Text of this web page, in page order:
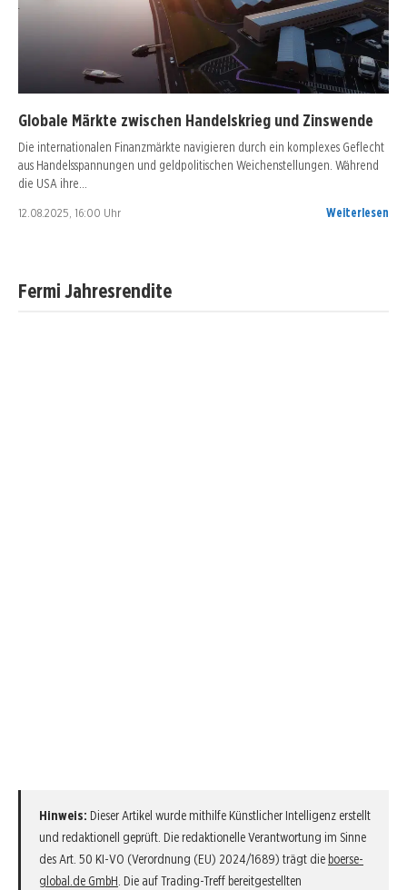
Globale Märkte zwischen Handelskrieg und Zinswende
Die internationalen Finanzmärkte navigieren durch ein komplexes Geflecht
aus Handelsspannungen und geldpolitischen Weichenstellungen. Während
die USA ihre…
12.08.2025, 16:00 Uhr Weiterlesen
Fermi Jahresrendite
Hinweis: Dieser Artikel wurde mithilfe Künstlicher Intelligenz erstellt
und redaktionell geprüft. Die redaktionelle Verantwortung im Sinne
des Art. 50 KI-VO (Verordnung (EU) 2024/1689) trägt die boerse-
global.de GmbH . Die auf Trading-Treff bereitgestellten